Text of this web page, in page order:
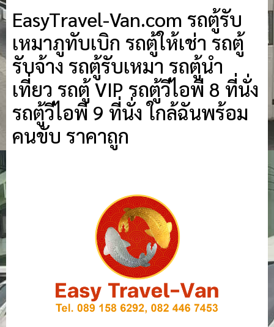
EasyTravel-Van.com รถตู้รับ
เหมาภูทับเบิก รถตู้ให้เช่า รถตู้
รับจ้าง รถตู้รับเหมา รถตู้นำ
เที่ยว รถตู้ VIP รถตู้วีไอพี 8 ที่นั่ง
รถตู้วีไอพี 9 ที่นั่ง ใกล้ฉันพร้อม
คนขับ ราคาถูก